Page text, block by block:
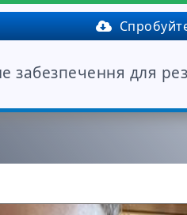
забезпечення для